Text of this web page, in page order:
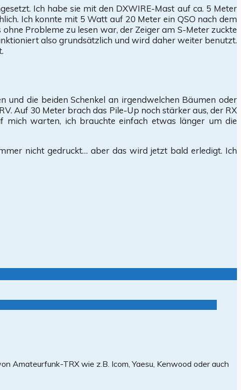
Ich habe sie mit den DXWIRE-Mast auf ca. 5 Meter
Ich konnte mit 5 Watt auf 20 Meter ein QSO nach dem
Probleme zu lesen war, der Zeiger am S-Meter zuckte
also grundsätzlich und wird daher weiter benutzt.
die beiden Schenkel an irgendwelchen Bäumen oder
Auf 30 Meter brach das Pile-Up noch stärker aus, der RX
mich warten, ich brauchte einfach etwas länger um die
nicht gedruckt… aber das wird jetzt bald erledigt. Ich
Amateurfunk-TRX wie z.B. Icom, Yaesu, Kenwood oder auch